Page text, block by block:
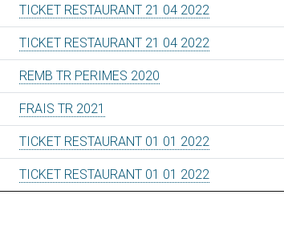
TICKET RESTAURANT 21 04 2022
TICKET RESTAURANT 21 04 2022
REMB TR PERIMES 2020
FRAIS TR 2021
TICKET RESTAURANT 01 01 2022
TICKET RESTAURANT 01 01 2022